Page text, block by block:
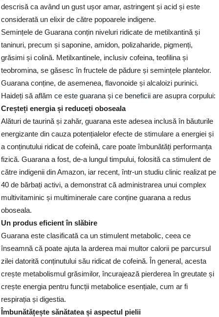
descrisă ca având un gust ușor amar, astringent și acid și este
considerată un elixir de către popoarele indigene.
Semințele de Guarana conțin niveluri ridicate de metilxantină și
taninuri, precum și saponine, amidon, polizaharide, pigmenți,
grăsimi și colină. Metilxantinele, inclusiv cofeina, teofilina și
teobromina, se găsesc în fructele de pădure și semințele plantelor.
Guarana conține, de asemenea, flavonoide și alcaloizi purinici.
Haideți să aflămce este guarana și ce beneficii are asupra corpului:
Creșteți energia și reduceți oboseala
Alături de taurină și zahăr, guarana este adesea inclusă în băuturile
energizante din cauza potențialelor efecte de stimulare a energiei și
a conținutului ridicat de cofeină, care poate îmbunătăți performanța
fizică. Guarana a fost, de-a lungul timpului, folosită ca stimulent de
către indigenii din Amazon, iar recent, într-un studiu clinic realizat pe
40 de bărbați activi, a demonstrat că administrarea unui complex
multivitaminic și multiminerale care conține guarana a redus
oboseala.
Un produs eficient în slăbire
Guarana este clasificată ca un stimulent metabolic, ceea ce
înseamnă că poate ajuta la arderea mai multor calorii pe parcursul
zilei datorită conținutului său ridicat de cofeină. În general, acesta
crește metabolismul grăsimilor, încurajează pierderea în greutate și
crește energia pentru funcții metabolice esențiale, cum ar fi
respirația și digestia.
Îmbunătățește sănătatea și aspectul pielii